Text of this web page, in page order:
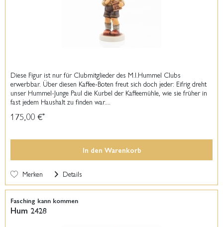
Diese Figur ist nur für Clubmitglieder des M.I.Hummel Clubs
erwerbbar. Über diesen Kaffee-Boten freut sich doch jeder: Eifrig dreht
unser Hummel-Junge Paul die Kurbel der Kaffeemühle, wie sie früher in
fast jedem Haushalt zu finden war....
175,00 €*
In den Warenkorb
Merken Details
Fasching kann kommen
Hum 2428